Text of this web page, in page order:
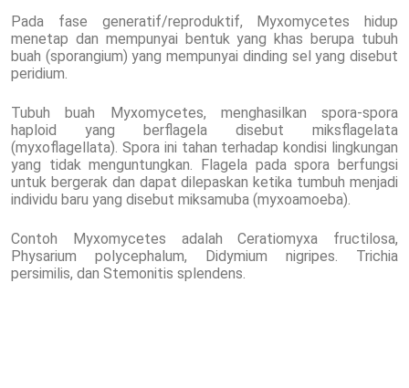
Pada fase generatif/reproduktif, Myxomycetes hidup
menetap dan mempunyai bentuk yang khas berupa tubuh
buah (sporangium) yang mempunyai dinding sel yang disebut
peridium.
Tubuh buah Myxomycetes, menghasilkan spora-spora
haploid yang berflagela disebut miksflagelata
(myxoflagellata). Spora ini tahan terhadap kondisi lingkungan
yang tidak menguntungkan. Flagela pada spora berfungsi
untuk bergerak dan dapat dilepaskan ketika tumbuh menjadi
individu baru yang disebut miksamuba (myxoamoeba).
Contoh Myxomycetes adalah Ceratiomyxa fructilosa,
Physarium polycephalum, Didymium nigripes. Trichia
persimilis, dan Stemonitis splendens.